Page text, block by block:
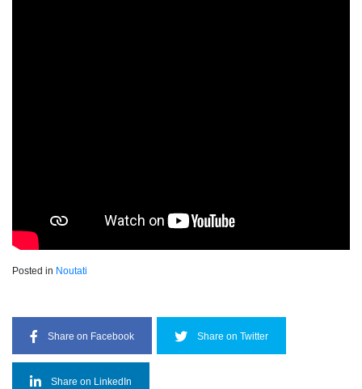
Posted in Noutati
Share on Facebook Share on Twitter
Share on LinkedIn